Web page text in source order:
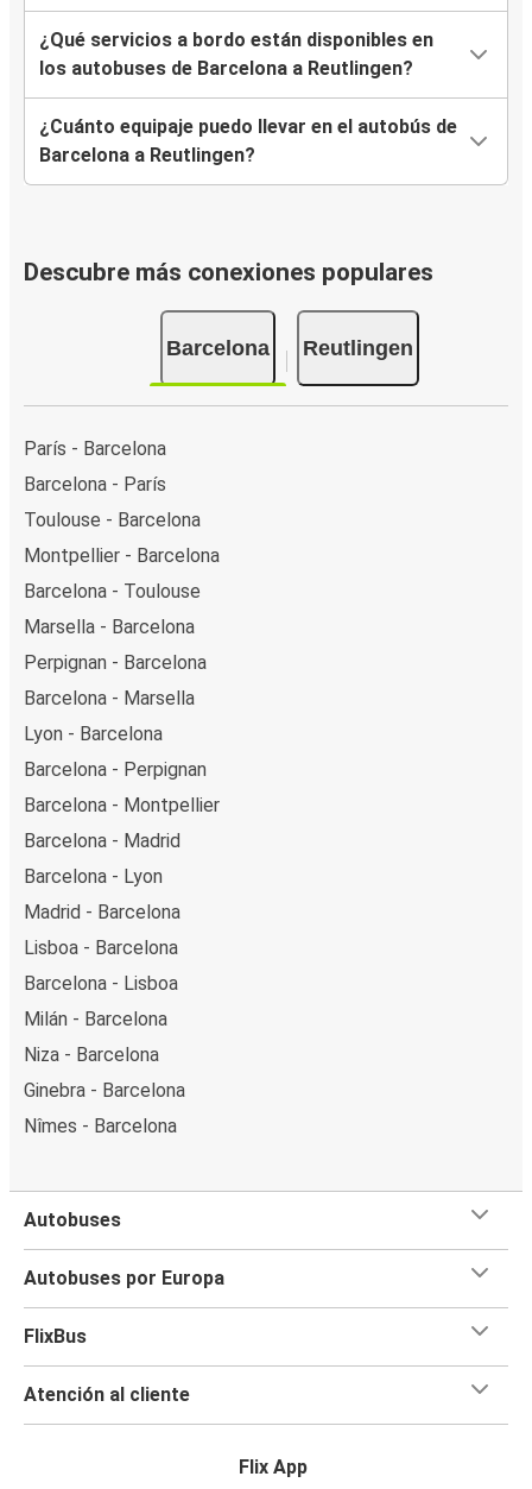
¿Qué servicios a bordo están disponibles en
los autobuses de Barcelona a Reutlingen?
¿Cuánto equipaje puedo llevar en el autobús de
Barcelona a Reutlingen?
Descubre más conexiones populares
Barcelona Reutlingen
París - Barcelona
Barcelona - París
Toulouse - Barcelona
Montpellier - Barcelona
Barcelona - Toulouse
Marsella - Barcelona
Perpignan - Barcelona
Barcelona - Marsella
Lyon - Barcelona
Barcelona - Perpignan
Barcelona - Montpellier
Barcelona - Madrid
Barcelona - Lyon
Madrid - Barcelona
Lisboa - Barcelona
Barcelona - Lisboa
Milán - Barcelona
Niza - Barcelona
Ginebra - Barcelona
Nîmes - Barcelona
Autobuses
Autobuses por Europa
FlixBus
Atención al cliente
Flix App